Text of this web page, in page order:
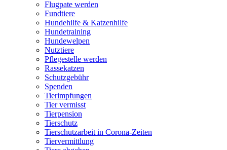
Flugpate werden
Fundtiere
Hundehilfe & Katzenhilfe
Hundetraining
Hundewelpen
Nutztiere
Pflegestelle werden
Rassekatzen
Schutzgebühr
Spenden
Tierimpfungen
Tier vermisst
Tierpension
Tierschutz
Tierschutzarbeit in Corona-Zeiten
Tiervermittlung